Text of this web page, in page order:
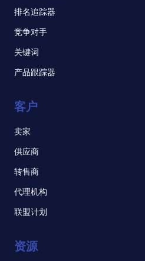
排名追踪器
竞争对手
关键词
产品跟踪器
客户
卖家
供应商
转售商
代理机构
联盟计划
资源